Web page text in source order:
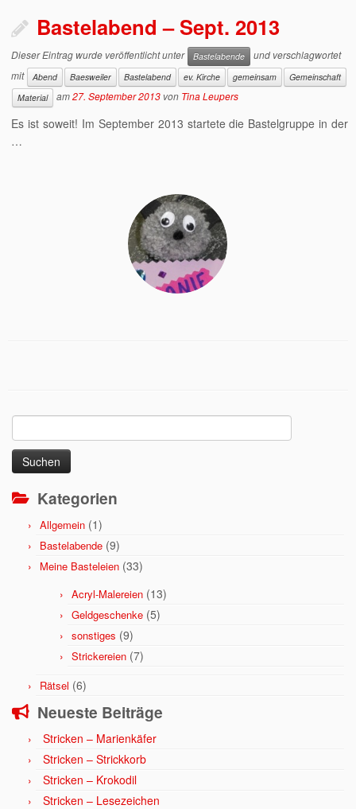
Bastelabend – Sept. 2013
Dieser Eintrag wurde veröffentlicht unter Bastelabende
und verschlagwortet
mit
Abend Baesweiler Bastelabend ev. Kirche gemeinsam
Gemeinschaft
Material
am27. September 2013 von Tina Leupers
Es ist soweit! Im September 2013 startete die Bastelgruppe in der
…
nach:
Kategorien
Allgemein (1)
Bastelabende (9)
Meine Basteleien (33)
Acryl-Malereien (13)
Geldgeschenke (5)
sonstiges (9)
Strickereien (7)
Rätsel (6)
Neueste Beiträge
Stricken – Marienkäfer
Stricken – Strickkorb
Stricken – Krokodil
Stricken – Lesezeichen